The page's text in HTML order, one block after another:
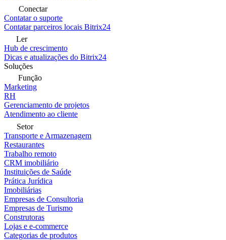
Conectar
Contatar o suporte
Contatar parceiros locais Bitrix24
Ler
Hub de crescimento
Dicas e atualizações do Bitrix24
Soluções
Função
Marketing
RH
Gerenciamento de projetos
Atendimento ao cliente
Setor
Transporte e Armazenagem
Restaurantes
Trabalho remoto
CRM imobiliário
Instituições de Saúde
Prática Jurídica
Imobiliárias
Empresas de Consultoria
Empresas de Turismo
Construtoras
Lojas e e-commerce
Categorias de produtos